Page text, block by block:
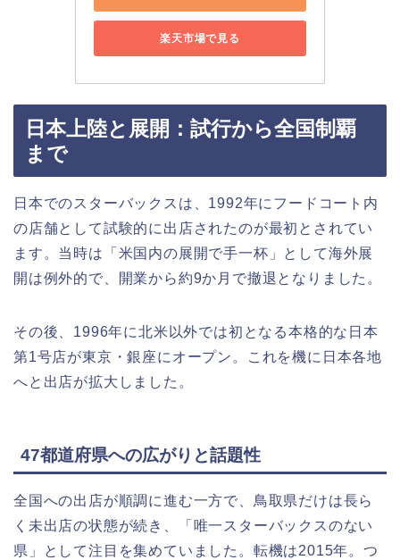
楽天市場で見る
日本上陸と展開：試行から全国制覇
まで
日本でのスターバックスは、1992年にフードコート内
の店舗として試験的に出店されたのが最初とされてい
ます。当時は「米国内の展開で手一杯」として海外展
開は例外的で、開業から約9か月で撤退となりました。
その後、1996年に北米以外では初となる本格的な日本
第1号店が東京・銀座にオープン。これを機に日本各地
へと出店が拡大しました。
47都道府県への広がりと話題性
全国への出店が順調に進む一方で、鳥取県だけは長ら
く未出店の状態が続き、「唯一スターバックスのない
県」として注目を集めていました。転機は2015年。つ